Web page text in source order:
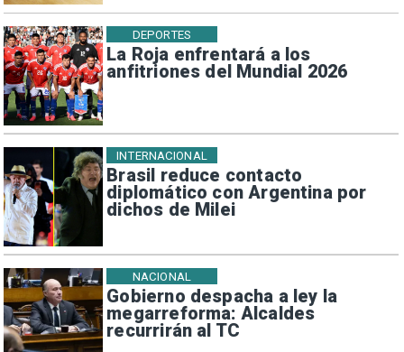
La Roja enfrentará a los
anfitriones del Mundial 2026
DEPORTES
Brasil reduce contacto
diplomático con Argentina por
dichos de Milei
INTERNACIONAL
Gobierno despacha a ley la
megarreforma: Alcaldes
recurrirán al TC
NACIONAL